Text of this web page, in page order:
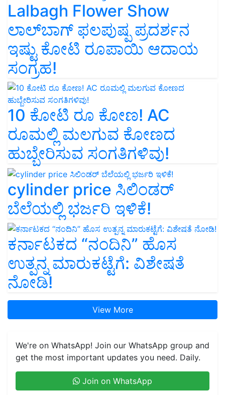
Lalbagh Flower Show
ಲಾಲ್‌ಬಾಗ್ ಫಲಪುಷ್ಪ ಪ್ರದರ್ಶನ
ಇಷ್ಟು ಕೋಟಿ ರೂಪಾಯಿ ಆದಾಯ
ಸಂಗ್ರಹ!
10 ಕೋಟಿ ರೂ ಕೋಣ! AC
ರೂಮಲ್ಲಿ ಮಲಗುವ ಕೋಣದ
ಹುಬ್ಬೇರಿಸುವ ಸಂಗತಿಗಳಿವು!
cylinder price ಸಿಲಿಂಡರ್‌
ಬೆಲೆಯಲ್ಲಿ ಭರ್ಜರಿ ಇಳಿಕೆ!
ಕರ್ನಾಟಕದ “ನಂದಿನಿ” ಹೊಸ
ಉತ್ಪನ್ನ ಮಾರುಕಟ್ಟೆಗೆ: ವಿಶೇಷತೆ
ನೋಡಿ!
View More
We're on WhatsApp! Join our WhatsApp group and
get the most important updates you need. Daily.
Join on WhatsApp